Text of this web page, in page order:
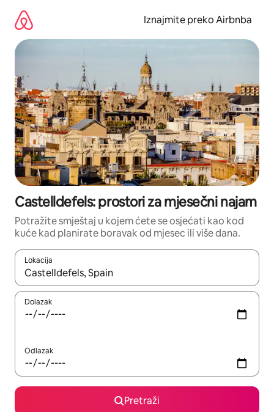
sadržaj
Iznajmite preko Airbnba
Castelldefels: prostori za mjesečni najam
Potražite smještaj u kojem ćete se osjećati kao kod
kuće kad planirate boravak od mjesec ili više dana.
Lokacija
Kada budu dostupni rezultati, moći ćete ih pregledati
Dolazak
Odlazak
Pretraži